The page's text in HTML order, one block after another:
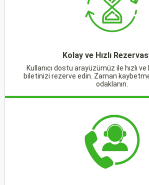
Kolay ve Hızlı
Kullanıcı dostu arayüzümüz ile hızlı
biletinizi rezerve edin. Zaman
odaklanın.